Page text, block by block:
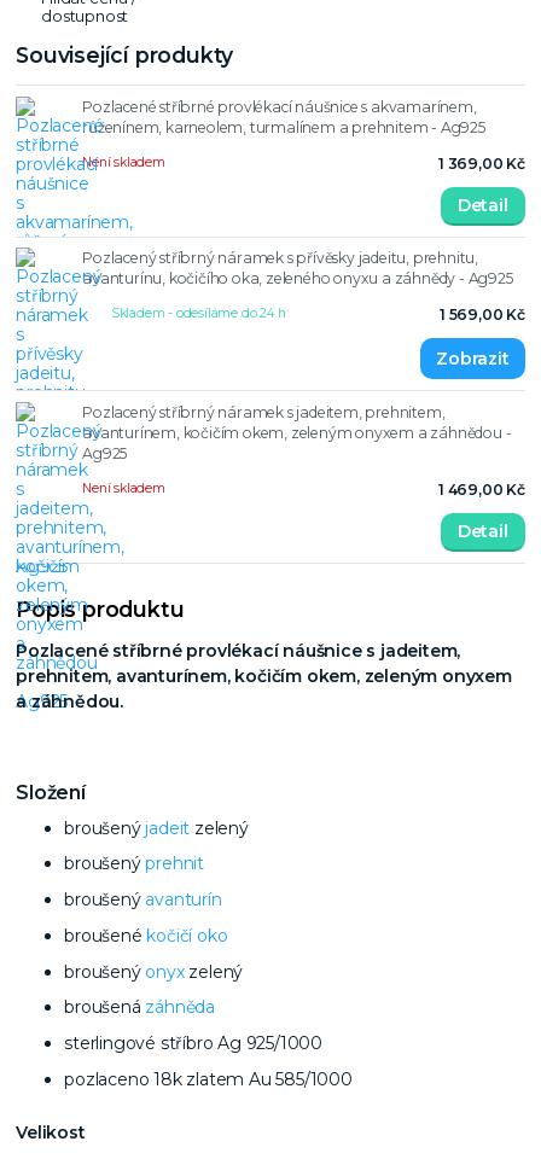
dostupnost
Související produkty
Pozlacené stříbrné provlékací náušnice s akvamarínem,
růženínem, karneolem, turmalínem a prehnitem - Ag925
1 369,00 Kč
Není skladem
Detail
Pozlacený stříbrný náramek s přívěsky jadeitu, prehnitu,
avanturínu, kočičího oka, zeleného onyxu a záhnědy - Ag925
1 569,00 Kč
Skladem - odesíláme do 24 h
Pozlacený stříbrný náramek s jadeitem, prehnitem,
avanturínem, kočičím okem, zeleným onyxem a záhnědou -
Ag925
1 469,00 Kč
Není skladem
Detail
Popis produktu
Pozlacené stříbrné provlékací náušnice s jadeitem,
prehnitem, avanturínem, kočičím okem, zeleným onyxem
a záhnědou.
Složení
broušený jadeit zelený
broušenýprehnit
broušený avanturín
broušené kočičí oko
broušený onyxzelený
broušená záhněda
sterlingové stříbro Ag 925/1000
pozlaceno 18k zlatem Au 585/1000
Velikost